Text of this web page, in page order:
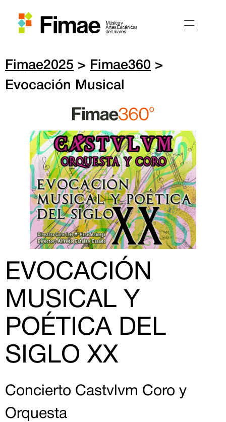
Fimae2025 > Fimae360 >
Evocación Musical
EVOCACIÓN
MUSICAL Y
POÉTICA DEL
SIGLO XX
Concierto Castvlvm Coro y
Orquesta